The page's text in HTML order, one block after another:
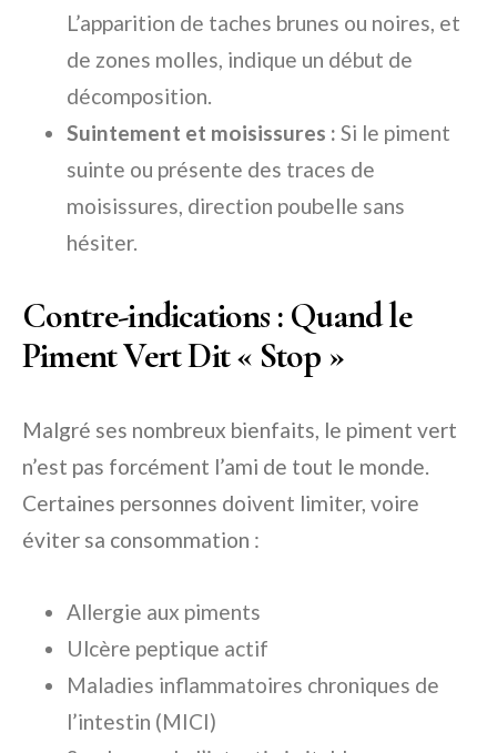
L’apparition de taches brunes ou noires, et
de zones molles, indique un début de
décomposition.
Suintement et moisissures : Si le piment
suinte ou présente des traces de
moisissures, direction poubelle sans
hésiter.
Contre-indications : Quand le
Piment Vert Dit « Stop »
Malgré ses nombreux bienfaits, le piment vert
n’est pas forcément l’ami de tout le monde.
Certaines personnes doivent limiter, voire
éviter sa consommation :
Allergie aux piments
Ulcère peptique actif
Maladies inflammatoires chroniques de
l’intestin (MICI)